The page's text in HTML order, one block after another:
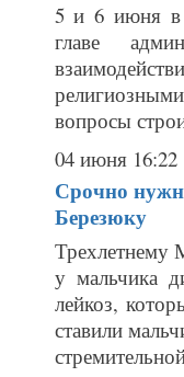
5 и 6 июня в
главе
вопросы
04 июня 16:22
Срочно
Березюку
Трехлетнему
у мальчика
лейкоз,
ставили